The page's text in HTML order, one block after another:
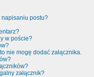
napisaniu postu?
w poście?
nie mogę dodać załącznika.
załącznik?